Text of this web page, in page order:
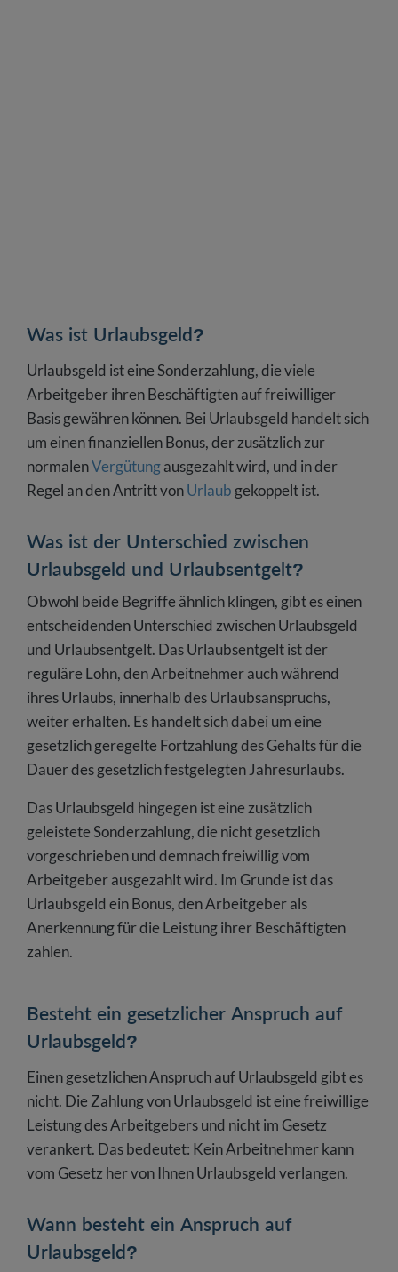
Was ist Urlaubsgeld?
Urlaubsgeld ist eine Sonderzahlung, die viele
Arbeitgeber ihren Beschäftigten auf freiwilliger
Basis gewähren können. Bei Urlaubsgeld handelt sich
um einen finanziellen Bonus, der zusätzlich zur
normalenVergütungausgezahlt wird, und in der
Regel an den Antritt vonUrlaub gekoppelt ist.
Was ist der Unterschied zwischen
Urlaubsgeld und Urlaubsentgelt?
Obwohl beide Begriffe ähnlich klingen, gibt es einen
entscheidenden Unterschied zwischen Urlaubsgeld
und Urlaubsentgelt. Das Urlaubsentgelt ist der
reguläre Lohn, den Arbeitnehmer auch während
ihres Urlaubs, innerhalb des Urlaubsanspruchs,
weiter erhalten. Es handelt sich dabei um eine
gesetzlich geregelte Fortzahlung des Gehalts für die
Dauer des gesetzlich festgelegten Jahresurlaubs.
Das Urlaubsgeld hingegen ist eine zusätzlich
geleistete Sonderzahlung, die nicht gesetzlich
vorgeschrieben und demnach freiwillig vom
Arbeitgeber ausgezahlt wird. Im Grunde ist das
Urlaubsgeld ein Bonus, den Arbeitgeber als
Anerkennung für die Leistung ihrer Beschäftigten
zahlen.
Besteht ein gesetzlicher Anspruch auf
Urlaubsgeld?
Einen gesetzlichen Anspruch auf Urlaubsgeld gibt es
nicht. Die Zahlung von Urlaubsgeld ist eine freiwillige
Leistung des Arbeitgebers und nicht im Gesetz
verankert. Das bedeutet: Kein Arbeitnehmer kann
vom Gesetz her von Ihnen Urlaubsgeld verlangen.
Wann besteht ein Anspruch auf
Urlaubsgeld?